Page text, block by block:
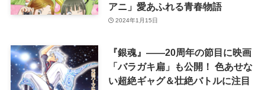
アニ」愛あふれる青春物語
2024年1月15日
『銀魂』――20周年の節目に映画
「バラガキ扁」も公開！ 色あせな
い超絶ギャグ＆壮絶バトルに注目